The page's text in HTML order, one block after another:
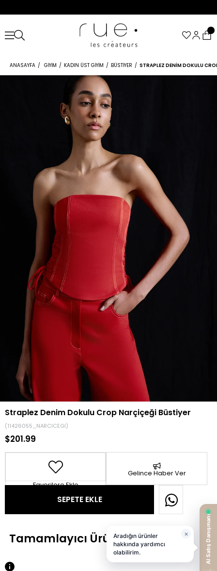
ANASAYFA GIYIM KADIN ÜST GIYIM BÜSTIYER STRAPLEZ DENIM DOKULU
Straplez Denim Dokulu Crop Narçiçeği Büstiyer
(11426055_NARCICEGI)
$201.99
Favorilere Ekle
Gelince Haber Ver